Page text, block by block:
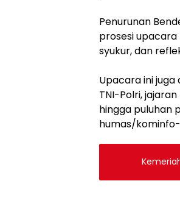
‎Penurunan
prosesi
syukur, dan
‎Upacara ini juga
TNI-Polri,
hingga puluhan
humas/